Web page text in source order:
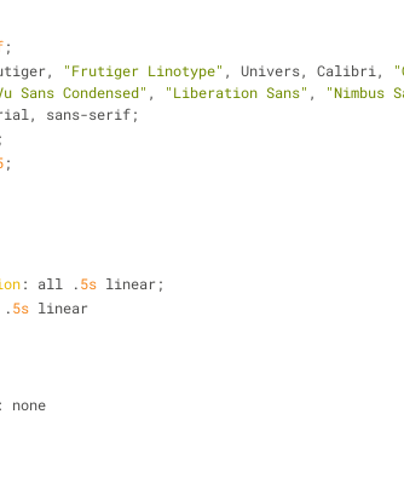
;
"Frutiger Linotype" , Univers, Calibri,
Sans Condensed" , "Liberation Sans" , "Nimbus
sans-serif;
;
;
: all .5s linear;
5s linear
: none